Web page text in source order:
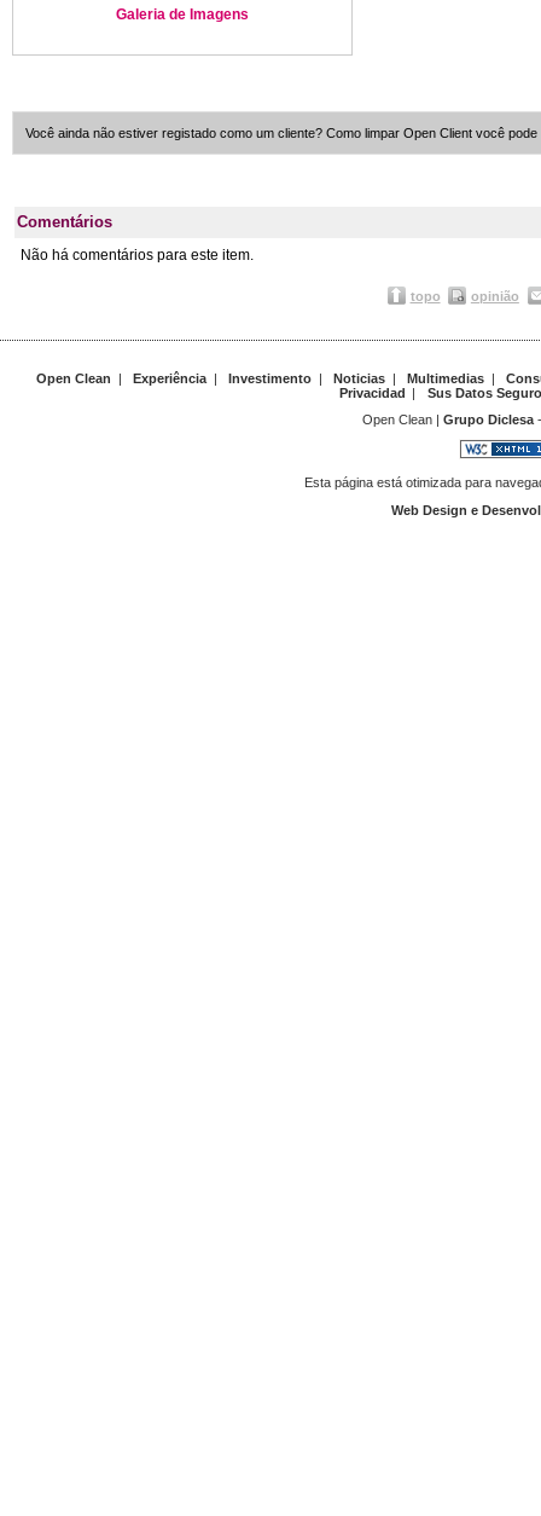
Galeria de Imagens
Você ainda não estiver registado como um cliente? Como limpar Open Client você
Comentários
Não há comentários para este item.
topo opinião
Open Clean | Experiência | Investimento | Noticias | Multimedias |
Privacidad |
Sus Datos
Open Clean | Grupo Diclesa-
Esta página está otimizada para
Web Design e